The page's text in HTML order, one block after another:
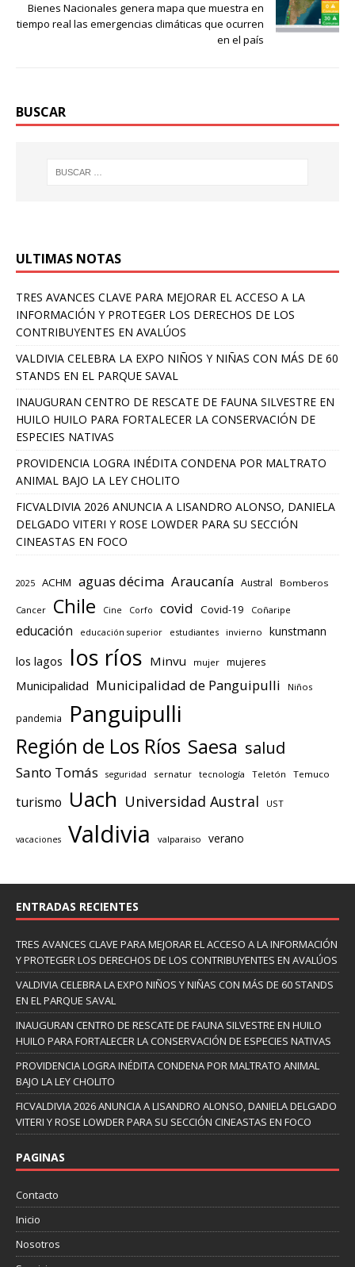
Bienes Nacionales genera mapa que muestra en
tiempo real las emergencias climáticas que ocurren
en el país
BUSCAR
ULTIMAS NOTAS
TRES AVANCES CLAVE PARA MEJORAR EL ACCESO A LA
INFORMACIÓN Y PROTEGER LOS DERECHOS DE LOS
CONTRIBUYENTES EN AVALÚOS
VALDIVIA CELEBRA LA EXPO NIÑOS Y NIÑAS CON MÁS DE 60
STANDS EN EL PARQUE SAVAL
INAUGURAN CENTRO DE RESCATE DE FAUNA SILVESTRE EN
HUILO HUILO PARA FORTALECER LA CONSERVACIÓN DE
ESPECIES NATIVAS
PROVIDENCIA LOGRA INÉDITA CONDENA POR MALTRATO
ANIMAL BAJO LA LEY CHOLITO
FICVALDIVIA 2026 ANUNCIA A LISANDRO ALONSO, DANIELA
DELGADO VITERI Y ROSE LOWDER PARA SU SECCIÓN
CINEASTAS EN FOCO
2025 ACHM aguas décima Araucanía Austral Bomberos
Cancer Chile Cine Corfo covid Covid-19 Coñaripe
educación educación superior estudiantes invierno kunstmann
los lagos los ríos Minvu mujer mujeres
Municipalidad Municipalidad de Panguipulli Niños
pandemia Panguipulli
Región de Los Ríos Saesa salud
Santo Tomás seguridad sernatur tecnología Teletón Temuco
turismo Uach Universidad Austral UST
vacaciones Valdivia valparaiso verano
ENTRADAS RECIENTES
TRES AVANCES CLAVE PARA MEJORAR EL ACCESO A LA INFORMACIÓN
Y PROTEGER LOS DERECHOS DE LOS CONTRIBUYENTES EN AVALÚOS
VALDIVIA CELEBRA LA EXPO NIÑOS Y NIÑAS CON MÁS DE 60 STANDS
EN EL PARQUE SAVAL
INAUGURAN CENTRO DE RESCATE DE FAUNA SILVESTRE EN HUILO
HUILO PARA FORTALECER LA CONSERVACIÓN DE ESPECIES NATIVAS
PROVIDENCIA LOGRA INÉDITA CONDENA POR MALTRATO ANIMAL
BAJO LA LEY CHOLITO
FICVALDIVIA 2026 ANUNCIA A LISANDRO ALONSO, DANIELA DELGADO
VITERI Y ROSE LOWDER PARA SU SECCIÓN CINEASTAS EN FOCO
PAGINAS
Contacto
Inicio
Nosotros